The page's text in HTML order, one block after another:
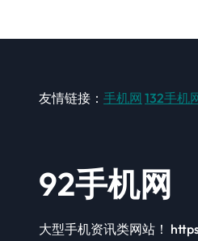
友情链接： 手机网 132手机
92手机网
大型手机资讯类网站！